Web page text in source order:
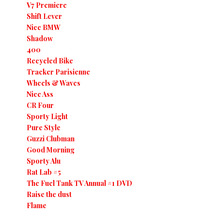
V7 Premiere
Shift Lever
Nice BMW
Shadow
400
Recycled Bike
Tracker Parisienne
Wheels & Waves
Nice Ass
CR Four
Sporty Light
Pure Style
Guzzi Clubman
Good Morning
Sporty Alu
Rat Lab #5
The Fuel Tank TV Annual #1 DVD
Raise the dust
Flame